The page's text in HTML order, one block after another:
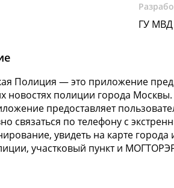
ГУ
Полиция — это приложение
новостях полиции города
предоставляет
связаться по телефону с
увидеть на карте
участковый пункт и